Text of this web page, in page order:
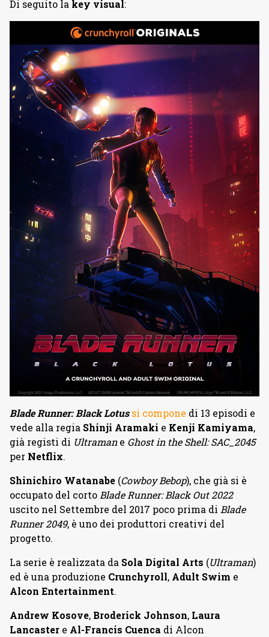
Di seguito la key visual:
Blade Runner: Black Lotus si compone di 13 episodi e
vede alla regia Shinji Aramaki e Kenji Kamiyama,
già registi di Ultramane Ghost in the Shell: SAC_2045
per Netflix.
Shinichiro Watanabe (Cowboy Bebop), che già si è
occupato del cortoBlade Runner: Black Out 2022
uscito nel Settembre del 2017 poco prima di Blade
Runner 2049, è uno dei produttori creativi del
progetto.
La serie è realizzata da Sola Digital Arts (Ultraman)
ed è una produzione Crunchyroll, Adult Swim e
Alcon Entertainment.
Andrew Kosove, Broderick Johnson, Laura
Lancaster e Al-Francis Cuenca di Alcon